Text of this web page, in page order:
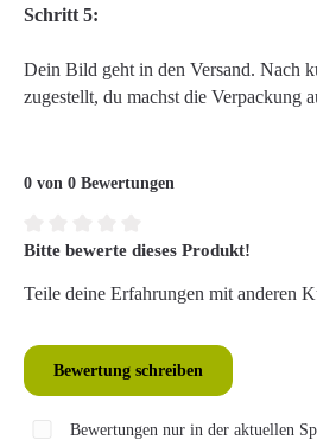
Schritt 5:
Dein Bild geht in den Versand. Nach
zugestellt, du machst die Verpackung
0 von 0 Bewertungen
Durchschnittliche Bewertung von 0 von
Bitte bewerte dieses Produkt!
Teile deine Erfahrungen mit anderen
Bewertung schreiben
Bewertungen nur in der aktuellen